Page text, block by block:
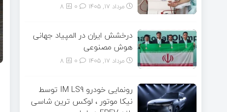
مرداد ۱۷, ۱۴۰۵ 8
درخشش ایران در المپیاد جهانی
هوش مصنوعی
مرداد ۱۷, ۱۴۰۵ 8
رونمایی خودرو IM LS9 توسط
نیکا موتور ، لوکس ترین شاسی